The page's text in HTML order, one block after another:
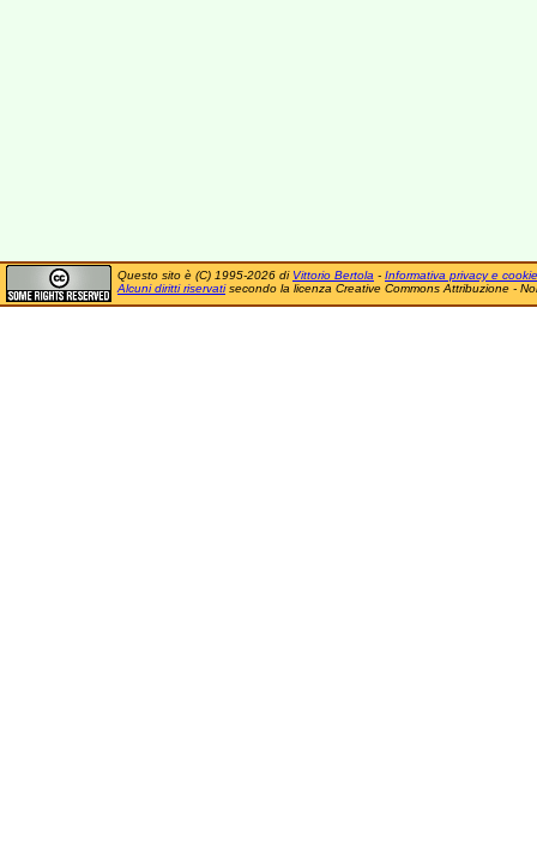
Questo sito è (C) 1995-2026 di Vittorio Bertola - Informativa privacy e cookie
Alcuni diritti riservatisecondo la licenza Creative Commons Attribuzione -